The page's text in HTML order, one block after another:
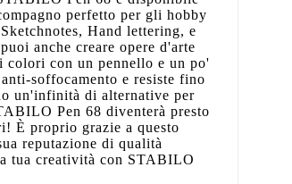
perfetto per gli hobby
Hand lettering, e
anche creare opere d'arte
colori con un pennello e un po'
soffocamento e resiste fino
un'infinità di alternative per
Pen 68 diventerà presto
È proprio grazie a questo
reputazione di qualità
tua creatività con STABILO